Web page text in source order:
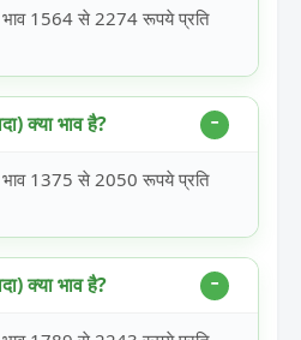
भाव 1564 से 2274 रूपये प्रति
क्या भाव है?
भाव 1375 से 2050 रूपये प्रति
क्या भाव है?